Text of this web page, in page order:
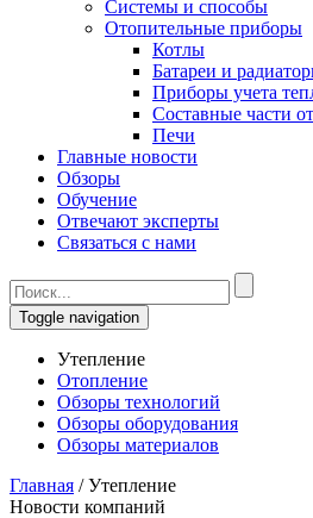
Системы и способы
Отопительные приборы
Котлы
Батареи и
Приборы учета
Составные части
Печи
Главные новости
Обзоры
Обучение
Отвечают эксперты
Связаться с нами
Toggle navigation
Утепление
Отопление
Обзоры технологий
Обзоры оборудования
Обзоры материалов
Главная /Утепление
Новости компаний